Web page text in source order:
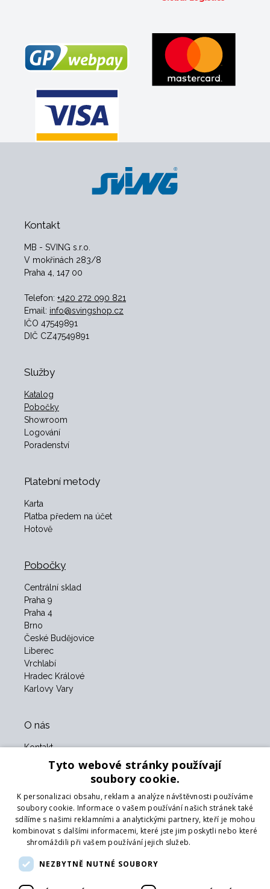
Kontakt
MB - SVING s.r.o.
V mokřinách 283/8
Praha 4, 147 00
Telefon: +420 272 090 821
Email: info@svingshop.cz
IČO 47549891
DIČ CZ47549891
Služby
Katalog
Pobočky
Showroom
Logování
Poradenství
Platební metody
Karta
Platba předem na účet
Hotově
Pobočky
Centrální sklad
Praha 9
Praha 4
Brno
České Budějovice
Liberec
Vrchlabí
Hradec Králové
Karlovy Vary
O nás
Kontakt
Obchodní podmínky
Naši partneři
Formulář pro vrácení zboží
Vrácení zboží
Doprava
Sledujte nás
Tyto webové stránky používají
soubory cookie.
K personalizaci obsahu, reklam a analýze návštěvnosti používáme
soubory cookie. Informace o vašem používání našich stránek také
sdílíme s našimi reklamními a analytickými partnery, kteří je mohou
kombinovat s dalšími informacemi, které jste jim poskytli nebo které
shromáždili při vašem používání jejich služeb.
NEZBYTNĚ NUTNÉ SOUBORY